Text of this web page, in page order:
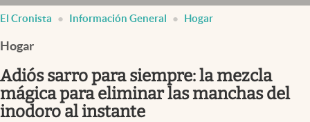
Mercados Online
Negocios
Columnistas
Otras secciones
El Cronista Información General Hogar
Hogar
Adiós sarro para siempre: la mezcla
mágica para eliminar las manchas del
inodoro al instante